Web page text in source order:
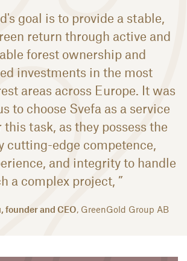
goal is to provide a stable,
return through active and
forest ownership and
investments in the most
areas across Europe. It was
to choose Svefa as a service
task, as they possess the
cutting-edge competence,
and integrity to handle
a complex project, ”
founder and CEO, GreenGold Group AB